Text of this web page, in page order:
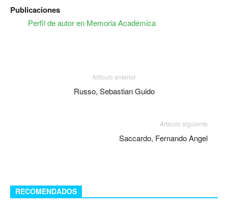
Publicaciones
Perfil de autor en Memoria Académica
Artículo anterior
Russo, Sebastian Guido
Artículo siguiente
Saccardo, Fernando Angel
RECOMENDADOS